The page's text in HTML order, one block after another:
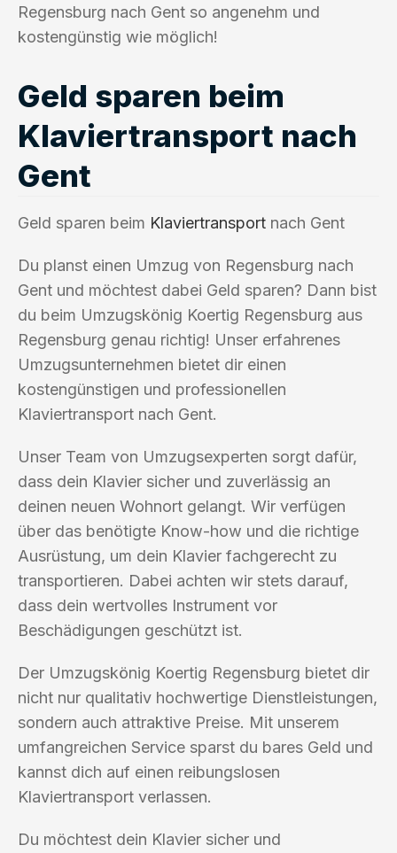
Regensburg nach Gent so angenehm und
kostengünstig wie möglich!
Geld sparen beim
Klaviertransport nach
Gent
Geld sparen beim Klaviertransport nach Gent
Du planst einen Umzug von Regensburg nach
Gent und möchtest dabei Geld sparen? Dann bist
du beim Umzugskönig Koertig Regensburg aus
Regensburg genau richtig! Unser erfahrenes
Umzugsunternehmen bietet dir einen
kostengünstigen und professionellen
Klaviertransport nach Gent.
Unser Team von Umzugsexperten sorgt dafür,
dass dein Klavier sicher und zuverlässig an
deinen neuen Wohnort gelangt. Wir verfügen
über das benötigte Know-how und die richtige
Ausrüstung, um dein Klavier fachgerecht zu
transportieren. Dabei achten wir stets darauf,
dass dein wertvolles Instrument vor
Beschädigungen geschützt ist.
Der Umzugskönig Koertig Regensburg bietet dir
nicht nur qualitativ hochwertige Dienstleistungen,
sondern auch attraktive Preise. Mit unserem
umfangreichen Service sparst du bares Geld und
kannst dich auf einen reibungslosen
Klaviertransport verlassen.
Du möchtest dein Klavier sicher und